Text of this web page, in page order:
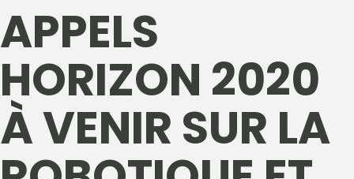
APPELS
HORIZON 2020
À VENIR SUR LA